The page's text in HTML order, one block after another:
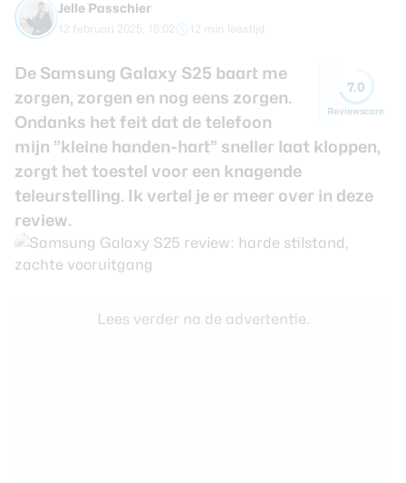
Jelle Passchier
12 februari 2025, 18:02 12 min leestijd
7.0
Reviewscore
De Samsung Galaxy S25 baart me
zorgen, zorgen en nog eens zorgen.
Ondanks het feit dat de telefoon
mijn ”kleine handen-hart” sneller laat kloppen,
zorgt het toestel voor een knagende
teleurstelling. Ik vertel je er meer over in deze
review.
Lees verder na de advertentie.